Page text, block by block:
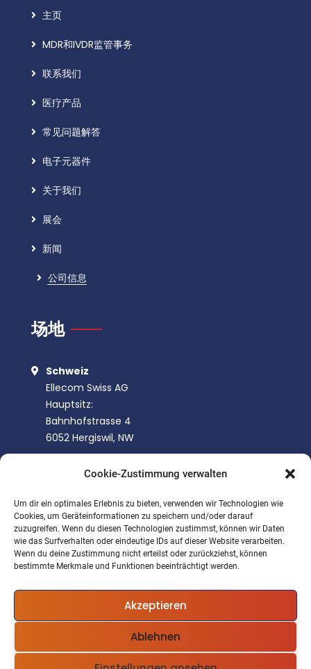
Cookie-Zustimmung verwalten
Um dir ein optimales Erlebnis zu bieten, verwenden wir Technologien wie
Cookies, um Geräteinformationen zu speichern und/oder darauf
zuzugreifen. Wenn du diesen Technologien zustimmst, können wir Daten
wie das Surfverhalten oder eindeutige IDs auf dieser Website verarbeiten.
Wenn du deine Zustimmung nicht erteilst oder zurückziehst, können
bestimmte Merkmale und Funktionen beeinträchtigt werden.
Akzeptieren
Ablehnen
主页
MDR和IVDR监管事务
联系我们
医疗产品
常见问题解答
电子元器件
关于我们
展会
新闻
公司信息
场地
Schweiz
Ellecom Swiss AG
Hauptsitz:
Bahnhofstrasse 4
6052 Hergiswil, NW
Ellecom Swiss AG
Hochberger Strasse 70
4057 Basel, BS
Indien
Ellecom SGI Pvt. Ltd.
Juhu Tara Road, Above SBI
Mumbai 400049